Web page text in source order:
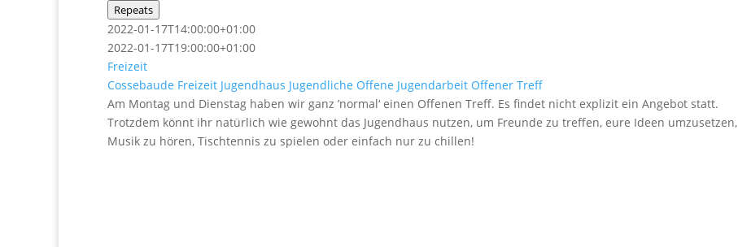
Repeats
2022-01-17T14:00:00+01:00
2022-01-17T19:00:00+01:00
Freizeit
Cossebaude Freizeit Jugendhaus Jugendliche Offene Jugendarbeit Offener Treff
Am Montag und Dienstag haben wir ganz ’normal‘ einen Offenen Treff. Es findet nicht explizit ein Angebot statt.
Trotzdem könnt ihr natürlich wie gewohnt das Jugendhaus nutzen, um Freunde zu treffen, eure Ideen umzusetzen,
Musik zu hören, Tischtennis zu spielen oder einfach nur zu chillen!